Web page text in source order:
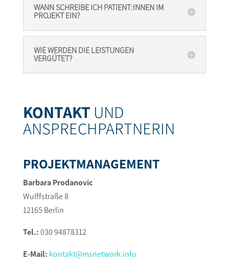
WANN SCHREIBE ICH PATIENT:INNEN IM
PROJEKT EIN?
WIE WERDEN DIE LEISTUNGEN
VERGÜTET?
KONTAKT UND
ANSPRECHPARTNERIN
PROJEKTMANAGEMENT
Barbara Prodanovic
Wulffstraße 8
12165 Berlin
Tel.: 030 94878312
E-Mail: kontakt@msnetwork.info